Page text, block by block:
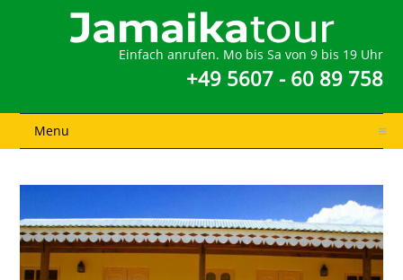
Einfach anrufen. Mo bis Sa von 9 bis 19 Uhr
+49 5607 - 60 89 758
Menu